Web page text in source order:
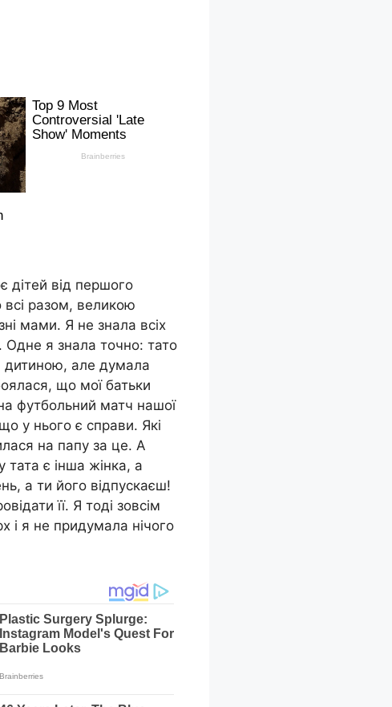
дітей від першого
разом, великою
мами. Я не знала всіх
Одне я знала точно: тато
дитиною, але думала
що мої батьки
футбольний матч нашої
у нього є справи. Які
на папу за це. А
є інша жінка, а
а ти його відпускаєш!
її. Я тоді зовсім
і я не придумала нічого